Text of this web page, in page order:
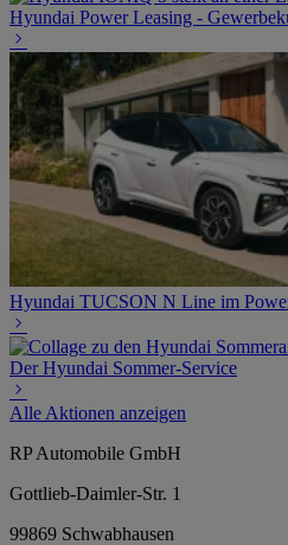
Hyundai Power Leasing -
Hyundai TUCSON N Line im
Der Hyundai Sommer-Service
Alle Aktionen anzeigen
RP Automobile GmbH
Gottlieb-Daimler-Str. 1
99869 Schwabhausen